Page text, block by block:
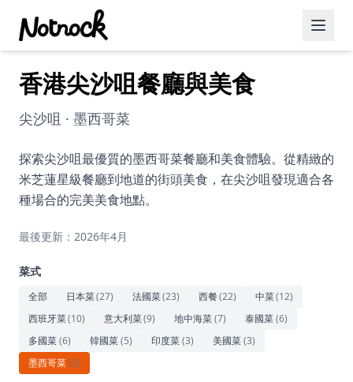
精選活動
博客文章
約會好去處
美食佳餚
藝術文化
休閒
香港尖沙咀餐廳與美食
尖沙咀 · 墨西哥菜
探索尖沙咀最優質的墨西哥菜餐廳和美食體驗。從精緻的
米芝蓮星級餐廳到地道的街頭美食，在尖沙咀發現適合各
種場合的完美美食地點。
最後更新：2026年4月
菜式
全部 日本菜(27) 法國菜(23) 西餐(22) 中菜(12)
西班牙菜(10) 意大利菜(9) 地中海菜(7) 泰國菜(6)
多國菜(6) 韓國菜(5) 印度菜(3) 美國菜(3)
墨西哥菜(2)